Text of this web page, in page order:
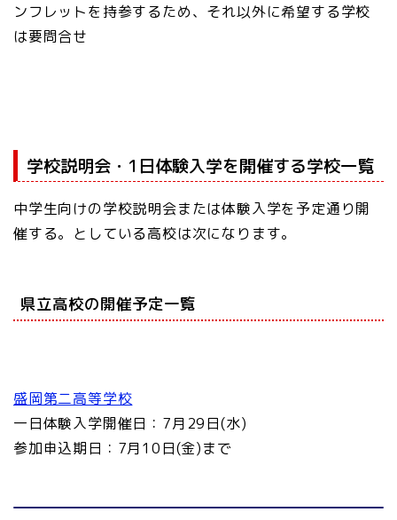
ンフレットを持参するため、それ以外に希望する学校
は要問合せ
学校説明会・1日体験入学を開催する学校一覧
中学生向けの学校説明会または体験入学を予定通り開
催する。としている高校は次になります。
県立高校の開催予定一覧
盛岡第二高等学校
一日体験入学開催日：7月29日(水)
参加申込期日：7月10日(金)まで